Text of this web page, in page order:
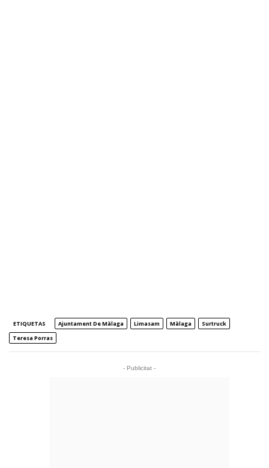
ETIQUETAS Ajuntament De Màlaga Limasam Màlaga
Surtruck
Teresa Porras
- Publicitat -